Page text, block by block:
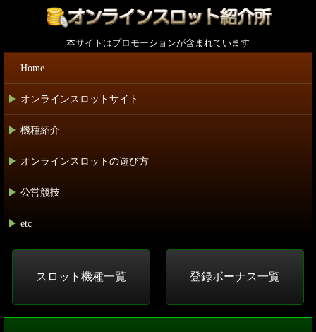
本サイトはプロモーションが含まれています
Home
オンラインスロットサイト
+機種紹介
オンラインスロットの遊び方
公営競技
+etc
スロット機種一覧 登録ボーナス一覧